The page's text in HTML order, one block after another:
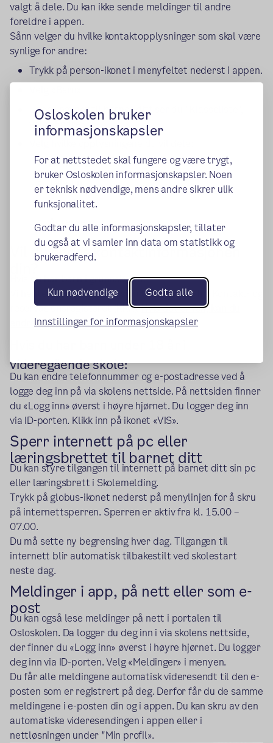
Osloskolen bruker
informasjonskapsler
For at nettstedet skal fungere og være trygt,
bruker Osloskolen informasjonskapsler. Noen
er teknisk nødvendige, mens andre sikrer ulik
funksjonalitet.
Godtar du alle informasjonskapsler, tillater
du også at vi samler inn data om statistikk og
brukeradferd.
Kun nødvendige Godta alle
Innstillinger for informasjonskapsler
valgt å dele. Du kan ikke sende meldinger til andre
foreldre i appen.
Sånn velger du hvilke kontaktopplysninger som skal være
synlige for andre:
Trykk på person-ikonet i menyfeltet nederst i appen.
Under navnet til barnet ditt ser du "Klasseliste",
velg «Endre».
Navnet ditt
Telefon
E-post
Adresse
Vil du endre kontaktinformasjonen
Hvis du har barn i grunnskolen:
Vi henter kontaktinformasjon til foresatte fra Kontakt- og
reservasjonsregisteret (KRR).Hvis det er feil, kan du
endre opplysningene her
(ekstern lenke)
.
videregående skole:
Du kan endre telefonnummer og e-postadresse ved å
logge deg inn på via skolens nettside. På nettsiden finner
du «Logg inn» øverst i høyre hjørnet. Du logger deg inn
via ID-porten. Klikk inn på ikonet «VIS».
Sperr internett på pc eller
læringsbrettet til barnet ditt
Du kan styre tilgangen til internett på barnet ditt sin pc
eller læringsbrett i Skolemelding.
Trykk på globus-ikonet nederst på menylinjen for å skru
på internettsperren. Sperren er aktiv fra kl. 15.00 –
07.00.
Du må sette ny begrensing hver dag. Tilgangen til
internett blir automatisk tilbakestilt ved skolestart
neste dag.
Meldinger i app, på nett eller som e-
post
Du kan også lese meldinger på nett i portalen til
Osloskolen. Da logger du deg inn i via skolens nettside,
der finner du «Logg inn» øverst i høyre hjørnet. Du logger
deg inn via ID-porten. Velg «Meldinger» i menyen.
Du får alle meldingene automatisk videresendt til den e-
posten som er registrert på deg. Derfor får du de samme
meldingene i e-posten din og i appen. Du kan skru av den
automatiske videresendingen i appen eller i
nettløsningen under "Min profil».